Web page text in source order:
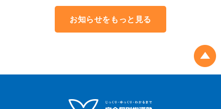
お知らせをもっと見る